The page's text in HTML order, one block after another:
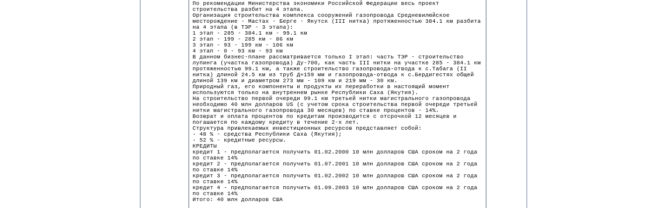
По рекомендации Министерства экономики Российской Федерации весь проект
строительства разбит на 4 этапа.
Организация строительства комплекса сооружений газопровода Средневилюйское
месторождение - Мастах - Берге - Якутск (III нитка) протяженностью 384.1 км разбита
на 4 этапа (в ТЭР - 3 этапа):
1 этап - 285 - 384.1 км - 99.1 км
2 этап - 199 - 285 км - 86 км
3 этап - 93 - 199 км - 106 км
4 этап - 0 - 93 км - 93 км
В данном бизнес-плане рассматривается только I этап: часть ТЭР - строительство
лупинга (участка газопровода) Ду-700, как часть III нитки на участке 285 - 384.1 км
протяженностью 99.1 км, а также строительство газопровода-отвода к с.Табага (II
нитка) длиной 24.5 км из труб Д=159 мм и газопровода-отвода к с.Бердигестях общей
длиной 139 км и диаметром 273 мм - 109 км и 219 мм - 30 км.
Природный газ, его компоненты и продукты их переработки в настоящий момент
используются только на внутреннем рынке Республики Саха (Якутия).
На строительство первой очереди 99.1 км третьей нитки магистрального газопровода
необходимо 40 млн долларов US (с учетом срока строительства первой очереди третьей
нитки магистрального газопровода 30 месяцев) по ставке процентов - 14%.
Возврат и оплата процентов по кредитам производится с отсрочкой 12 месяцев и
погашается по каждому кредиту в течение 2-х лет.
Структура привлекаемых инвестиционных ресурсов представляет собой:
· 48 % - средства Республики Саха (Якутия);
· 52 % - кредитные ресурсы.
КРЕДИТЫ
кредит 1 - предполагается получить 01.02.2000 10 млн долларов США сроком на 2 года
по ставке 14%
кредит 2 - предполагается получить 01.07.2001 10 млн долларов США сроком на 2 года
по ставке 14%
кредит 3 - предполагается получить 01.02.2002 10 млн долларов США сроком на 2 года
по ставке 14%
кредит 4 - предполагается получить 01.09.2003 10 млн долларов США сроком на 2 года
по ставке 14%
Итого: 40 млн долларов США